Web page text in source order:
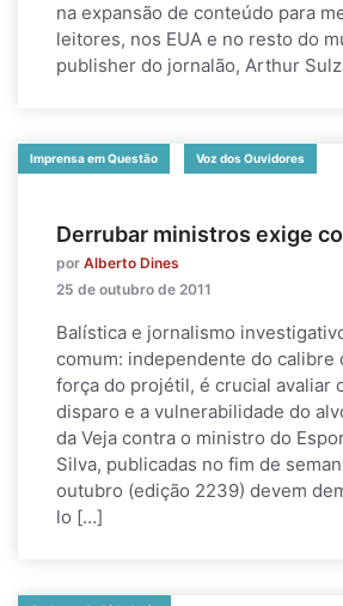
na expansão de conteúdo para
leitores, nos EUA e no resto do
publisher do jornalão, Arthur
Imprensa em Questão Voz dos Ouvidores
Derrubar ministros exige
por Alberto Dines
25 de outubro de 2011
Balística e jornalismo
comum: independente do calibre
força do projétil, é crucial avaliar
disparo e a vulnerabilidade do
da Veja contra o ministro do
Silva, publicadas no fim de
outubro (edição 2239) devem
lo […]